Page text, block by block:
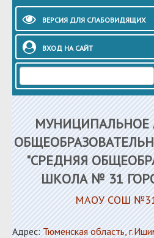
ВЕРСИЯ ДЛЯ СЛАБОВИДЯЩИХ
ВХОД НА САЙТ
МУНИЦИПАЛЬНОЕ
"СРЕДНЯЯ
ШКОЛА № 31
МАОУ СОШ
Адрес: Тюменская область,